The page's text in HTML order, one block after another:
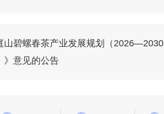
山碧螺春茶产业发展规划（2026—2030
》意见的公告